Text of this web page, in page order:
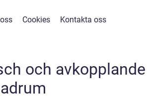
Cookies Kontakta oss
och avkopplande